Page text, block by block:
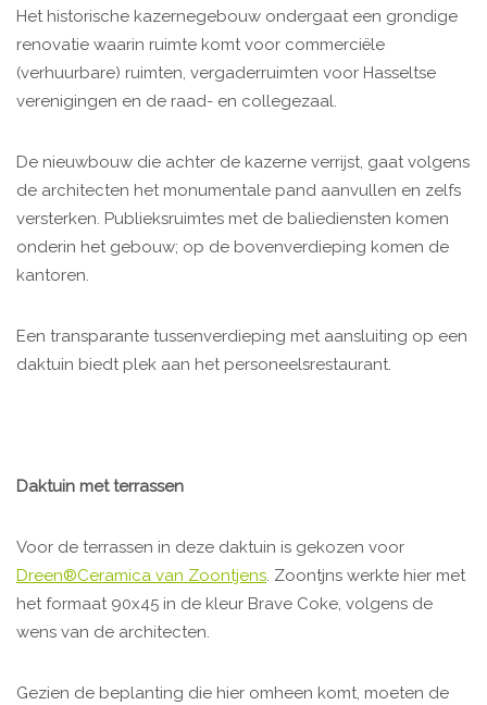
Het historische kazernegebouw ondergaat een grondige
renovatie waarin ruimte komt voor commerciële
(verhuurbare) ruimten, vergaderruimten voor Hasseltse
verenigingen en de raad- en collegezaal.
De nieuwbouw die achter de kazerne verrijst, gaat volgens
de architecten het monumentale pand aanvullen en zelfs
versterken. Publieksruimtes met de baliediensten komen
onderin het gebouw; op de bovenverdieping komen de
kantoren.
Een transparante tussenverdieping met aansluiting op een
daktuin biedt plek aan het personeelsrestaurant.
Daktuin met terrassen
Voor de terrassen in deze daktuin is gekozen voor
Dreen®Ceramica van Zoontjens. Zoontjns werkte hier met
het formaat 90x45 in de kleur Brave Coke, volgens de
wens van de architecten.
Gezien de beplanting die hier omheen komt, moeten de